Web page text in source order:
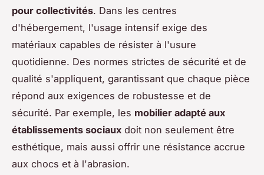
pour collectivités. Dans les centres
d'hébergement, l'usage intensif exige des
matériaux capables de résister à l'usure
quotidienne. Des normes strictes de sécurité et de
qualité s'appliquent, garantissant que chaque pièce
répond aux exigences de robustesse et de
sécurité. Par exemple, les mobilier adapté aux
établissements sociaux doit non seulement être
esthétique, mais aussi offrir une résistance accrue
aux chocs et à l'abrasion.